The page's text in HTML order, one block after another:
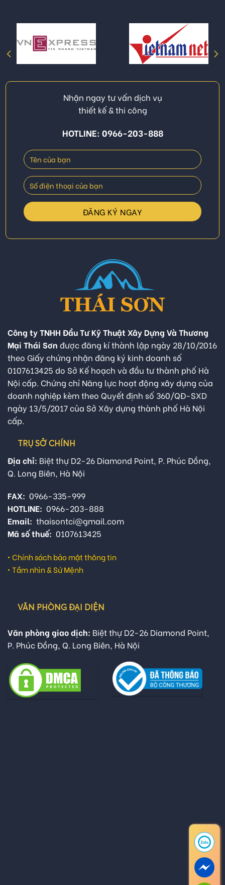
Nhận ngay tư vấn dịch vụ
thiết kế & thi công
HOTLINE: 0966-203-888
Công ty TNHH Đầu Tư Kỹ Thuật Xây Dựng Và Thương
Mại Thái Sơn được đăng kí thành lập ngày 28/10/2016
theo Giấy chứng nhận đăng ký kinh doanh số
0107613425 do Sở Kế hoạch và đầu tư thành phố Hà
Nội cấp. Chứng chỉ Năng lực hoạt động xây dựng của
doanh nghiệp kèm theo Quyết định số 360/QĐ-SXD
ngày 13/5/2017 của Sở Xây dựng thành phố Hà Nội
cấp.
TRỤ SỞ CHÍNH
Địa chỉ: Biệt thự D2-26 Diamond Point, P. Phúc Đồng,
Q. Long Biên, Hà Nội
FAX: 0966-335-999
HOTLINE: 0966-203-888
Email: thaisontci@gmail.com
Mã số thuế: 0107613425
• Chính sách bảo mật thông tin
• Tầm nhìn & Sứ Mệnh
VĂN PHÒNG ĐẠI DIỆN
Văn phòng giao dịch: Biệt thự D2-26 Diamond Point,
P. Phúc Đồng, Q. Long Biên, Hà Nội